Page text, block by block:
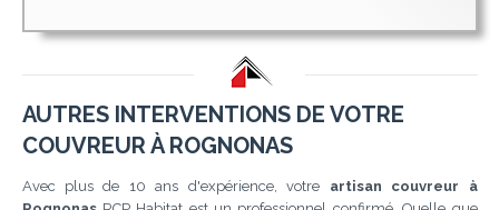
AUTRES INTERVENTIONS DE VOTRE
COUVREUR À ROGNONAS
Avec plus de 10 ans d'expérience, votre artisan couvreur à